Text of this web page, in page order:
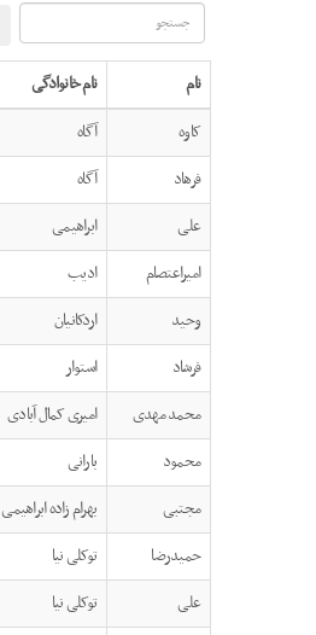
متن
مورد
نظر
را
وارد
کنید
نام نام خانوادگی
کاوه
آگاه
فرهاد
آگاه
علی
ابراهیمی
امیراعتصام
ادیب
وحید
اردکانیان
فرشاد
استوار
محمد مهدی
امیری کمال آبادی
محمود
بارانی
مجتبی
بهرام زاده ابراهیمی
حمیدرضا
توکلی نیا
علی توکلی نیا